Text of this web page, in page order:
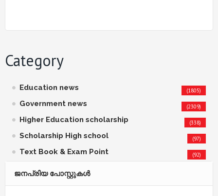
Category
Education news (1805)
Government news (2309)
Higher Education scholarship (338)
Scholarship High school (97)
Text Book & Exam Point (92)
ജനപ്രിയ പോസ്റ്റുകള്‍‌